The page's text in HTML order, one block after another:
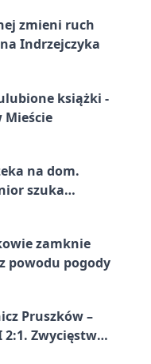
zmieni ruch
Indrzejczyka
książki -
Mieście
na dom.
szuka
zamknie
powodu pogody
Pruszków –
2:1. Zwycięstwo